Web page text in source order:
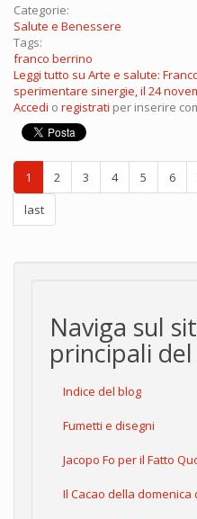
Categorie:
Salute e Benessere
Tags:
franco berrino
Leggi tutto su Arte e salute:
sperimentare sinergie, il 24
Accedi o registrati per inserire
1 2 3 4 5 6
last
Naviga sul
principali
Indice del blog
Fumetti e disegni
Jacopo Fo per il Fatto
Il Cacao della domenica